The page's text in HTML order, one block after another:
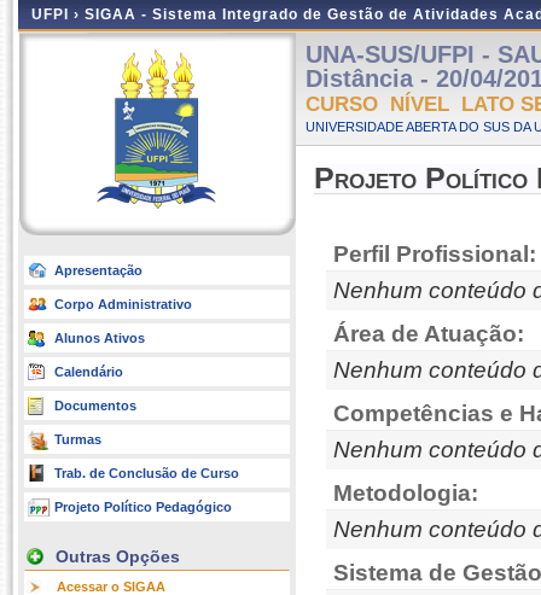
UFPI › SIGAA - Sistema Integrado de Gestão de Atividades
Apresentação
Corpo Administrativo
Alunos Ativos
Calendário
Documentos
Turmas
Trab. de Conclusão de Curso
Projeto Político Pedagógico
Outras Opções
Acessar o SIGAA
UNA-SUS/UFPI -
Distância - 20/04/
CURSO NÍVEL LATO
UNIVERSIDADE ABERTA DO SUS DA
Projeto Político
Perfil Profissional:
Nenhum conteúdo
Área de Atuação:
Nenhum conteúdo
Competências e
Nenhum conteúdo
Metodologia:
Nenhum conteúdo
Sistema de